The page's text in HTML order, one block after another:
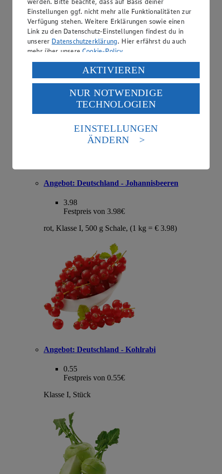
Angebot:Deutschland - Bio-Rispentomaten
2.49
Festpreis von 2.49€
Klasse II, 500 g Schale, (1 kg = € 4.98)
Angebot: Deutschland - Johannisbeeren
3.98
Festpreis von 3.98€
rot, Klasse I, 500 g Schale, (1 kg = € 3.98)
Angebot: Deutschland - Kohlrabi
0.55
Festpreis von 0.55€
Klasse I, Stück
Einstellungen ggf. nicht mehr alle Funktionalitäten zur
Verfügung stehen. Weitere Erklärungen sowie einen
Link zu den Datenschutz-Einstellungen findest du in
unserer Datenschutzerklärung. Hier erfährst du auch
mehr über unsereCookie-Policy.
Verarbeitung deiner personenbezogenen Daten in den
USA durch Facebook und YouTube:
Wenn du auf „Aktivieren“ klickst, willigst du im Sinne
des Art. 49 Abs. 1 Satz 1 lit. a) DSGVO ein, dass deine
Daten in den USA verarbeitet werden. Der EuGH sieht
die USA als Land mit einem nach europäischen
Standards nicht angemessenen Datenschutzniveau an.
Es besteht das Risiko eines Zugriffs durch US-
Informationen zum Herausgeber der Seite findest du
imImpressum
AKTIVIEREN
NUR NOTWENDIGE
TECHNOLOGIEN
EINSTELLUNGEN
ÄNDERN